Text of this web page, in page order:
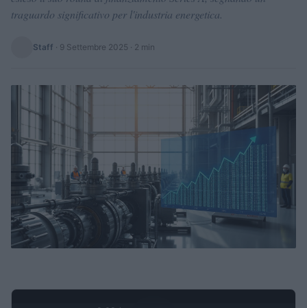
traguardo significativo per l'industria energetica.
Staff · 9 Settembre 2025 · 2 min